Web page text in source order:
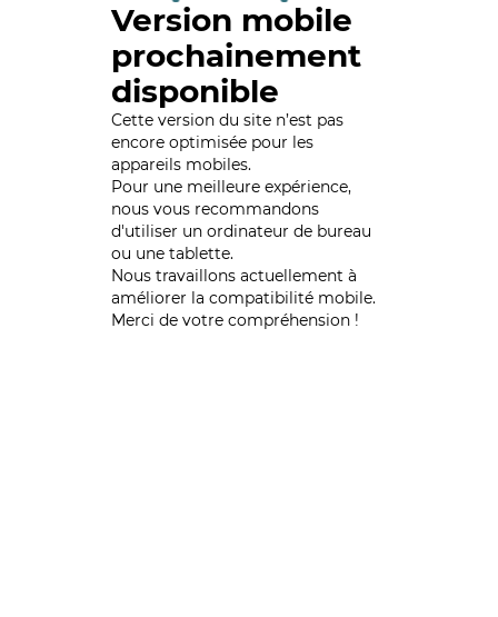
Version mobile
prochainement
disponible
Cette version du site n’est pas
encore optimisée pour les
appareils mobiles.
Pour une meilleure expérience,
nous vous recommandons
d'utiliser un ordinateur de bureau
ou une tablette.
Nous travaillons actuellement à
améliorer la compatibilité mobile.
Merci de votre compréhension !